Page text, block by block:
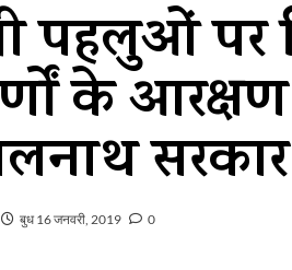
पहलुओं पर
के
सरकार
बुध 16 जनवरी, 2019 0